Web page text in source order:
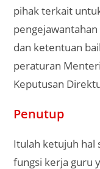
pihak terkait
dan ketentuan
peraturan
Keputusan
Penutup
Itulah ketujuh hal
fungsi kerja guru